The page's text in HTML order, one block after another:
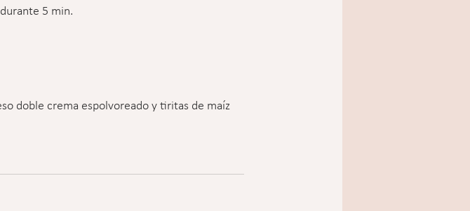
5 min.
doble crema espolvoreado y tiritas de maíz